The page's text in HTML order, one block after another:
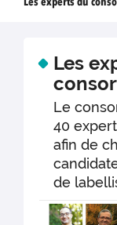
Les experts du
Les
Le
40
afin de
de